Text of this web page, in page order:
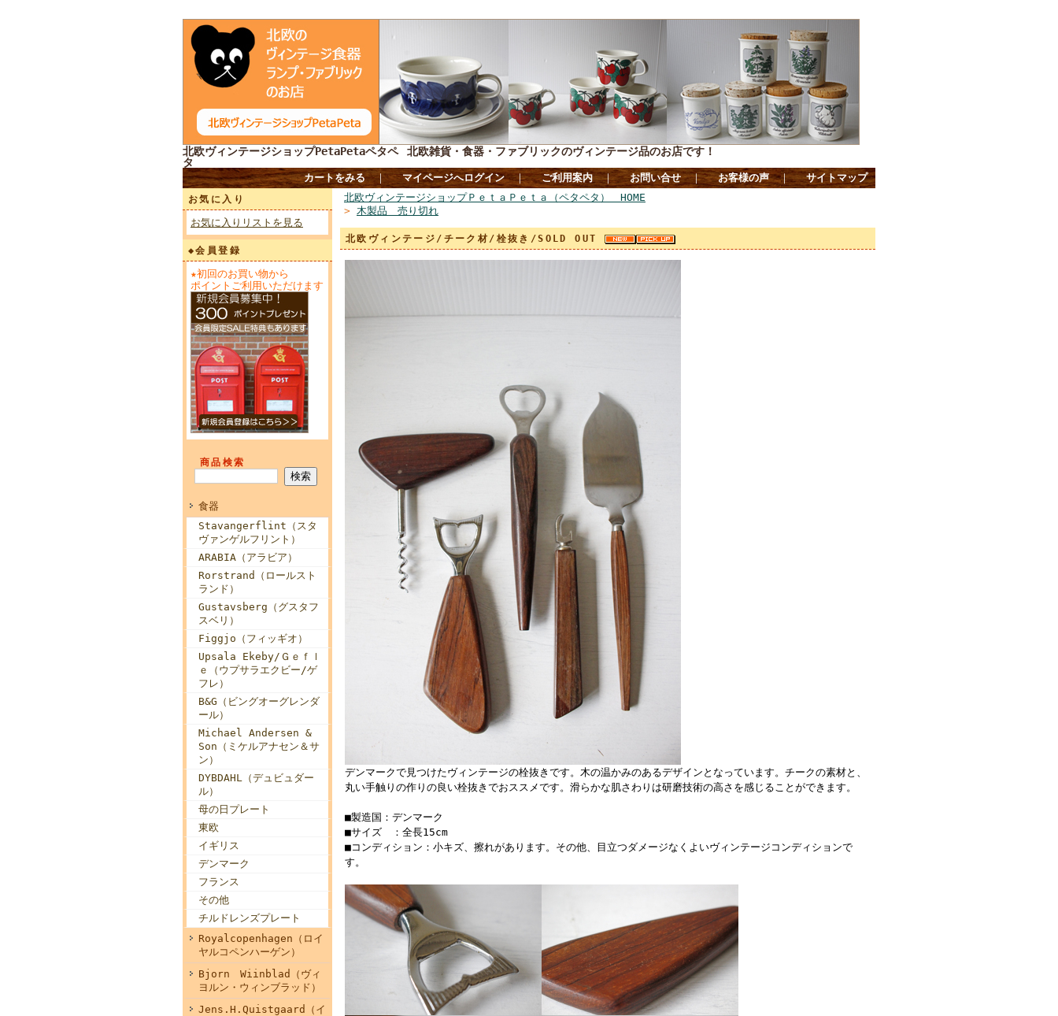
北欧ヴィンテージショップPetaPetaペタペ
タ
北欧雑貨・食器・ファブリックのヴィンテージ品のお店です！
カートをみる ｜ マイページへログイン ｜ ご利用案内 ｜ お問い合せ ｜ お客様の声 ｜ サイトマップ
お気に入り
お気に入りリストを見る
◆会員登録
★初回のお買い物から
ポイントご利用いただけます
商品検索
食器
Stavangerflint（スタ
ヴァンゲルフリント）
ARABIA（アラビア）
Rorstrand（ロールスト
ランド）
Gustavsberg（グスタフ
スベリ）
Figgjo（フィッギオ）
Upsala Ekeby/Ｇｅｆｌ
ｅ（ウプサラエクビー/ゲ
フレ）
B&G（ビングオーグレンダ
ール）
Michael Andersen &
Son（ミケルアナセン＆サ
ン）
DYBDAHL（デュビュダー
ル）
母の日プレート
東欧
イギリス
デンマーク
フランス
その他
チルドレンズプレート
Royalcopenhagen（ロイ
ヤルコペンハーゲン）
Bjorn Wiinblad（ヴィ
ヨルン・ウィンブラッド）
Jens.H.Quistgaard（イ
北欧ヴィンテージショップＰｅｔａＰｅｔａ（ペタペタ） HOME
> 木製品 売り切れ
北欧ヴィンテージ/チーク材/栓抜き/SOLD OUT
デンマークで見つけたヴィンテージの栓抜きです。木の温かみのあるデザインとなっています。チークの素材と、
丸い手触りの作りの良い栓抜きでおススメです。滑らかな肌さわりは研磨技術の高さを感じることができます。
■製造国：デンマーク
■サイズ ：全長15cm
■コンディション：小キズ、擦れがあります。その他、目立つダメージなくよいヴィンテージコンディションで
す。